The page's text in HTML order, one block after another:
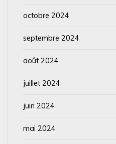
octobre 2024
septembre 2024
août 2024
juillet 2024
juin 2024
mai 2024